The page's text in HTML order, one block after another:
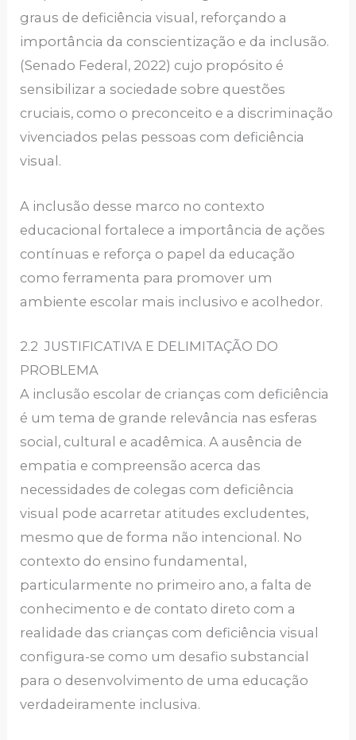
graus de deficiência visual, reforçando a
importância da conscientização e da inclusão.
(Senado Federal, 2022) cujo propósito é
sensibilizar a sociedade sobre questões
cruciais, como o preconceito e a discriminação
vivenciados pelas pessoas com deficiência
visual.
A inclusão desse marco no contexto
educacional fortalece a importância de ações
contínuas e reforça o papel da educação
como ferramenta para promover um
ambiente escolar mais inclusivo e acolhedor.
2.2 JUSTIFICATIVA E DELIMITAÇÃO DO
PROBLEMA
A inclusão escolar de crianças com deficiência
é um tema de grande relevância nas esferas
social, cultural e acadêmica. A ausência de
empatia e compreensão acerca das
necessidades de colegas com deficiência
visual pode acarretar atitudes excludentes,
mesmo que de forma não intencional. No
contexto do ensino fundamental,
particularmente no primeiro ano, a falta de
conhecimento e de contato direto com a
realidade das crianças com deficiência visual
configura-se como um desafio substancial
para o desenvolvimento de uma educação
verdadeiramente inclusiva.